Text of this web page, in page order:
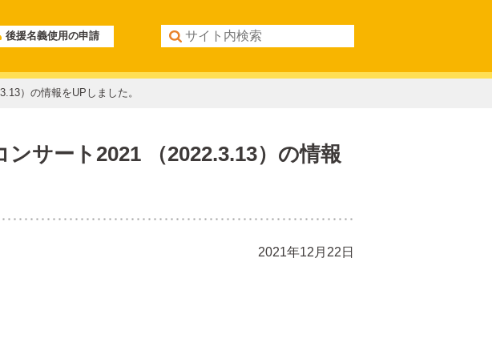
後援名義使用の申請
）の情報をUPしました。
サート2021 （2022.3.13）の情報
2021年12月22日